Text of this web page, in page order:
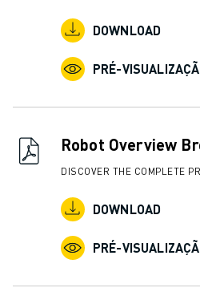
EVENTOS EDUCATIVOS
SOBRE A FANUC
SOBRE A FANUC
FANUC NA EUROPA
ONDE ESTAMOS
CARREIRA
MOLDE O SEU FUTURO COM A FANUC
LOCALIZAÇÕES
DOWNLOAD
PRÉ-
Robot Overview
DISCOVER THE COMPLETE
DOWNLOAD
PRÉ-